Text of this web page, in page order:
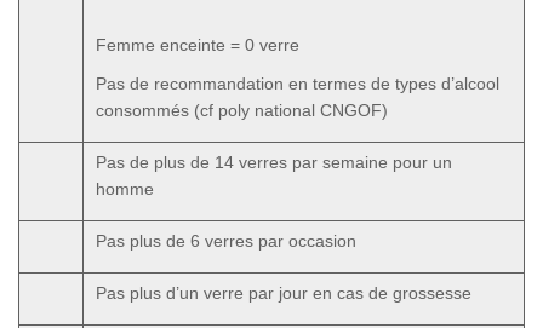
Femme enceinte = 0 verre
Pas de recommandation en termes de types d’alcool
consommés (cf poly national CNGOF)
Pas de plus de 14 verres par semaine pour un
homme
Pas plus de 6 verres par occasion
Pas plus d’un verre par jour en cas de grossesse